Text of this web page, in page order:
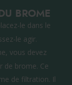
BROME
le dans le
le agir.
vous devez
de brome. Ce
de filtration. Il